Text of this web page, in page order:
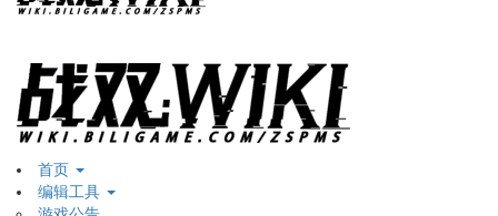
首页
编辑工具